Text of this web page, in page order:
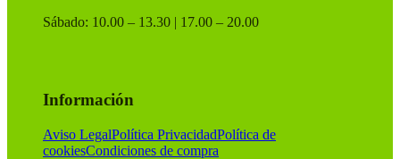
Sábado: 10.00 – 13.30 | 17.00 – 20.00
Información
Aviso LegalPolítica PrivacidadPolítica de
cookiesCondiciones de compra